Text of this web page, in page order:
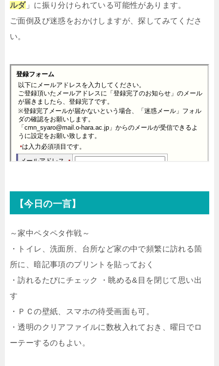
ルダ」に振り分けられている可能性があります。
ご面倒及び迷惑をおかけしますが、探してみてくださ
い。
【今日の一言】
～家中ペタペタ作戦～
・トイレ、洗面所、台所など家の中で頻繁に訪れる箇
所に、暗記事項のプリントを貼っておく
・訪れるたびにチェック ・眺める&目を閉じて思い出
す
・ＰＣの壁紙、スマホの待受画面も可。
・透明のクリアファイルに数枚入れておき、曜日でロ
ーテーするのもよい。